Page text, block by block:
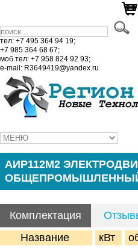
тел: +7 495 364 94 19;
+7 985 364 68 67;
моб.тел: +7 958 824 92 93;
e-mail: R3649419@yandex.ru
АИР112М2
Комплектация
Название
кВт